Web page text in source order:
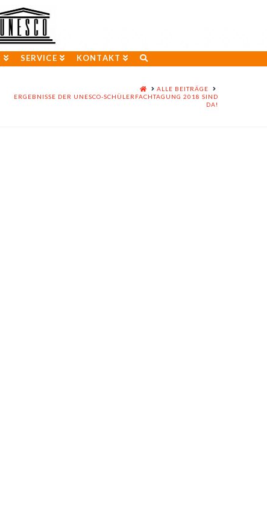
SERVICE KONTAKT
HOMEALLE BEITRÄGE
ERGEBNISSE DER UNESCO-SCHÜLERFACHTAGUNG 2018 SIND
DA!